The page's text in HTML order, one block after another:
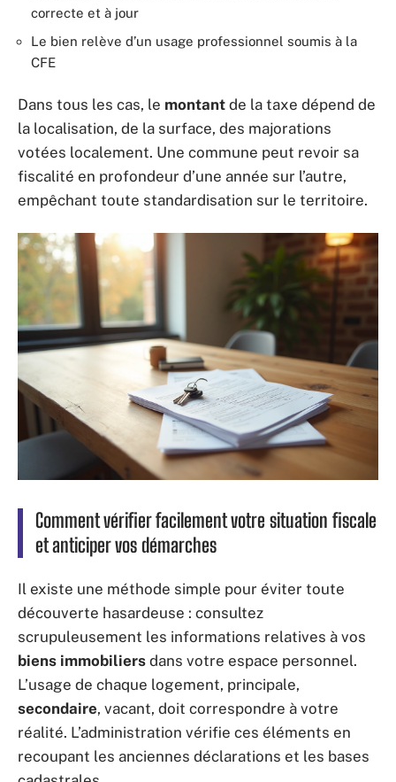
correcte et à jour
Le bien relève d’un usage professionnel soumis à la
CFE
Dans tous les cas, le montant de la taxe dépend de
la localisation, de la surface, des majorations
votées localement. Une commune peut revoir sa
fiscalité en profondeur d’une année sur l’autre,
empêchant toute standardisation sur le territoire.
Comment vérifier facilement votre situation fiscale
et anticiper vos démarches
Il existe une méthode simple pour éviter toute
découverte hasardeuse : consultez
scrupuleusement les informations relatives à vos
biens immobiliers dans votre espace personnel.
L’usage de chaque logement, principale,
secondaire, vacant, doit correspondre à votre
réalité. L’administration vérifie ces éléments en
recoupant les anciennes déclarations et les bases